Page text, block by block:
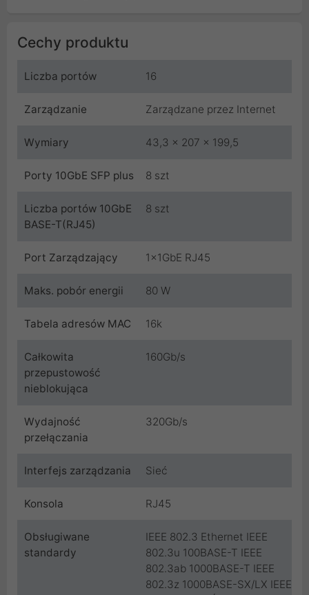
Cechy produktu
Liczba portów 16
Zarządzanie Zarządzane przez Internet
Wymiary 43,3 x 207 x 199,5
Porty 10GbE SFP plus 8 szt
Liczba portów 10GbE
BASE-T(RJ45)
8 szt
Port Zarządzający 1x1GbE RJ45
Maks. pobór energii 80 W
Tabela adresów MAC 16k
Całkowita
przepustowość
nieblokująca
160Gb/s
Wydajność
przełączania
320Gb/s
Interfejs zarządzania Sieć
Konsola RJ45
Obsługiwane
standardy
IEEE 802.3 Ethernet IEEE
802.3u 100BASE-T IEEE
802.3ab 1000BASE-T IEEE
802.3z 1000BASE-SX/LX IEEE